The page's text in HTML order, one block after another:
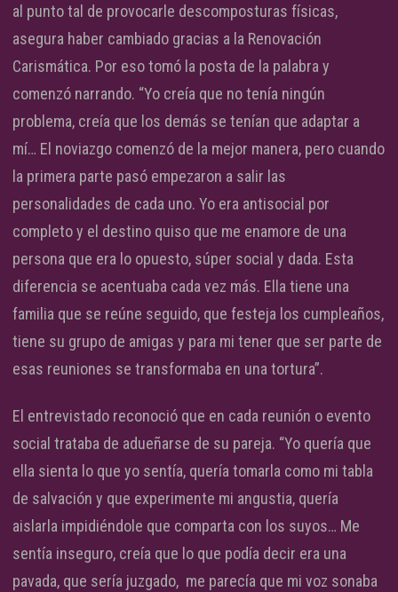
al punto tal de provocarle descomposturas físicas,
asegura haber cambiado gracias a la Renovación
Carismática. Por eso tomó la posta de la palabra y
comenzó narrando. “Yo creía que no tenía ningún
problema, creía que los demás se tenían que adaptar a
mí… El noviazgo comenzó de la mejor manera, pero cuando
la primera parte pasó empezaron a salir las
personalidades de cada uno. Yo era antisocial por
completo y el destino quiso que me enamore de una
persona que era lo opuesto, súper social y dada. Esta
diferencia se acentuaba cada vez más. Ella tiene una
familia que se reúne seguido, que festeja los cumpleaños,
tiene su grupo de amigas y para mi tener que ser parte de
esas reuniones se transformaba en una tortura”.
El entrevistado reconoció que en cada reunión o evento
social trataba de adueñarse de su pareja. “Yo quería que
ella sienta lo que yo sentía, quería tomarla como mi tabla
de salvación y que experimente mi angustia, quería
aislarla impidiéndole que comparta con los suyos… Me
sentía inseguro, creía que lo que podía decir era una
pavada, que sería juzgado, me parecía que mi voz sonaba